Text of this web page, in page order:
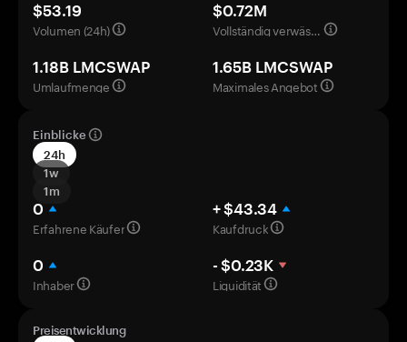
$53.19
Volumen (24h)
$0.72M
Vollständig verwässerte Bewertung
1.18B LMCSWAP
Umlaufmenge
1.65B LMCSWAP
Maximales Angebot
Einblicke
24h
1w
1m
0
Erfahrene Käufer
+ $43.34
Kaufdruck
0
Inhaber
- $0.23K
Liquidität
Preisentwicklung